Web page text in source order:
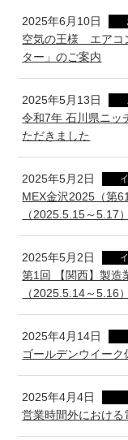
2025年6月10日
空気の王様 エアコ
ター」のご案内
2025年5月13日
令和7年 石川県ニッ
ただきました
2025年5月2日
MEX金沢2025（第
（2025.5.15～5.17）
2025年5月2日
第1回 【関西】製造
（2025.5.14～5.16）
2025年4月14日
ゴールデンウイー
2025年4月4日
営業時間外におけ